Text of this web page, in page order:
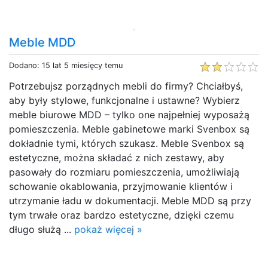
Meble MDD
Dodano: 15 lat 5 miesięcy temu
Potrzebujsz porządnych mebli do firmy? Chciałbyś,
aby były stylowe, funkcjonalne i ustawne? Wybierz
meble biurowe MDD – tylko one najpełniej wyposażą
pomieszczenia. Meble gabinetowe marki Svenbox są
dokładnie tymi, których szukasz. Meble Svenbox są
estetyczne, można składać z nich zestawy, aby
pasowały do rozmiaru pomieszczenia, umożliwiają
schowanie okablowania, przyjmowanie klientów i
utrzymanie ładu w dokumentacji. Meble MDD są przy
tym trwałe oraz bardzo estetyczne, dzięki czemu
długo służą ... pokaż więcej »